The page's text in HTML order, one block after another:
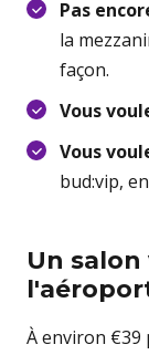
Pas
la
façon.
Vous
Vous
bud:vip,
Un
À environ €39